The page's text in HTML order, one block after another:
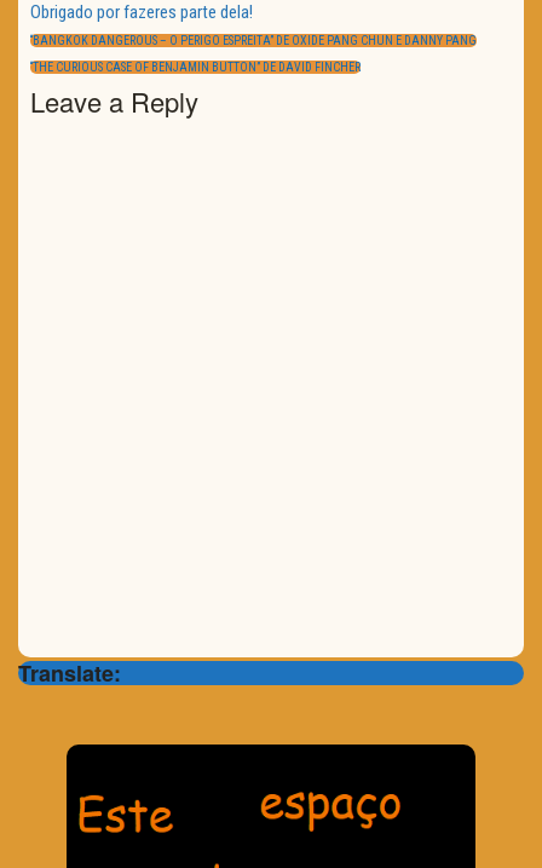
Obrigado por fazeres parte dela!
Navegação
de
artigos
PREVIOUS
“BANGKOK DANGEROUS – O PERIGO ESPREITA” DE OXIDE PANG CHUN E DANNY PANG
NEXT
“THE CURIOUS CASE OF BENJAMIN BUTTON” DE DAVID FINCHER
Leave a Reply
Translate: